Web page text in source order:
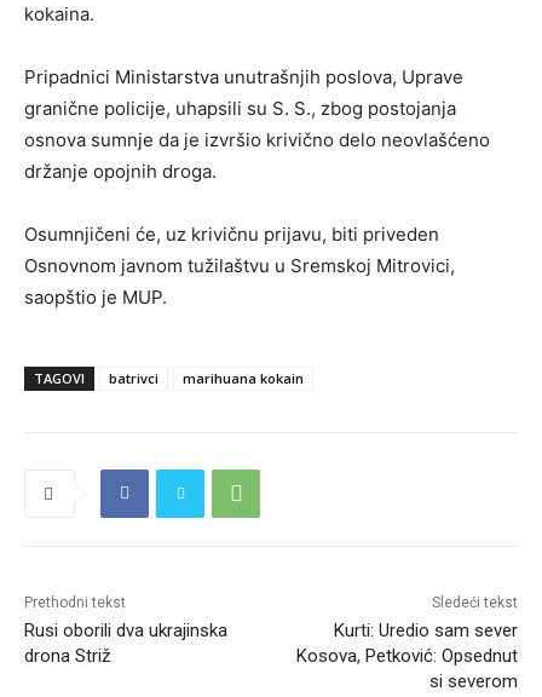
kokaina.
Pripadnici Ministarstva unutrašnjih poslova, Uprave
granične policije, uhapsili su S. S., zbog postojanja
osnova sumnje da je izvršio krivično delo neovlašćeno
držanje opojnih droga.
Osumnjičeni će, uz krivičnu prijavu, biti priveden
Osnovnom javnom tužilaštvu u Sremskoj Mitrovici,
saopštio je MUP.
TAGOVI batrivci marihuana kokain
Prethodni tekst
Rusi oborili dva ukrajinska
drona Striž
Sledeći tekst
Kurti: Uredio sam sever
Kosova, Petković: Opsednut
si severom